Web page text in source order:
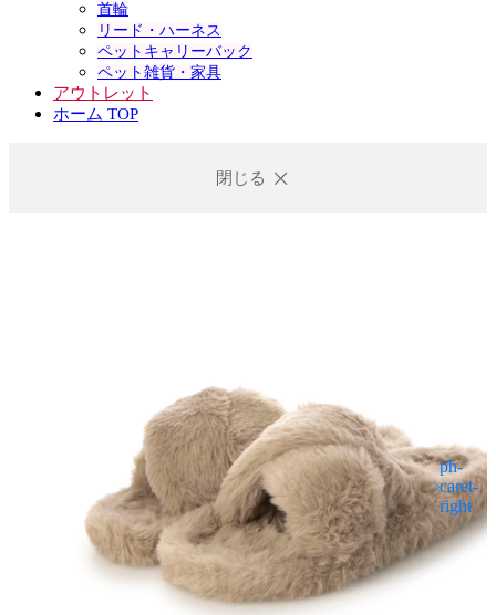
首輪
リード・ハーネス
ペットキャリーバック
ペット雑貨・家具
アウトレット
ホーム TOP
閉じる